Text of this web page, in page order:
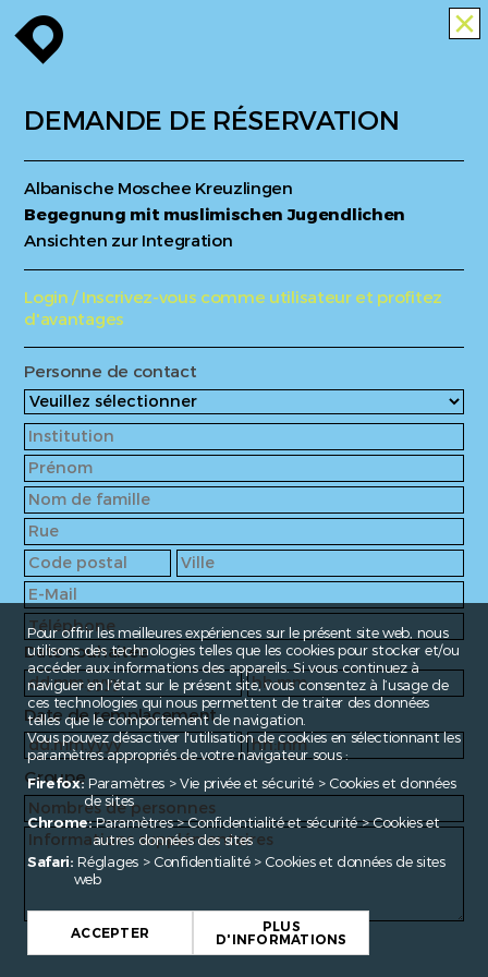
enroute close
DEMANDE DE RÉSERVATION
Albanische Moschee Kreuzlingen
Begegnung mit muslimischen Jugendlichen
Ansichten zur Integration
Login / Inscrivez-vous comme utilisateur et profitez
d'avantages
Personne de contact
Date souhaitée
Date de remplacement
Groupe
Pour offrir les meilleures expériences sur le présent site web, nous
utilisons des technologies telles que les cookies pour stocker et/ou
accéder aux informations des appareils. Si vous continuez à
naviguer en l’état sur le présent site, vous consentez à l’usage de
ces technologies qui nous permettent de traiter des données
telles que le comportement de navigation.
Vous pouvez désactiver l'utilisation de cookies en sélectionnant les
paramètres appropriés de votre navigateur sous :
Firefox:Paramètres > Vie privée et sécurité > Cookies et données
de sites
Chrome:Paramètres > Confidentialité et sécurité > Cookies et
autres données des sites
Safari: Réglages > Confidentialité > Cookies et données de sites
web
ACCEPTER PLUS
D'INFORMATIONS